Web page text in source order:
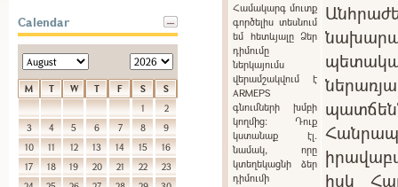
Calendar
M T W T F S
S
1
2
3
4 5 6 7 8
9
10
11 12 13 14 15
16
17
18 19 20 21 22
23
Համակարգ մուտք
գործելիս տեսնում
եմ հետևյալը Ձեր
դիմումը
ներկայումս
վերամշակվում է
ARMEPS
գնումների խմբի
կողմից: Դուք
կստանաք էլ.
նամակ, որը
կտեղեկացնի ձեր
դիմումի
իսկ